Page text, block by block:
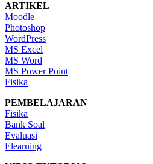
ARTIKEL
Moodle
Photoshop
WordPress
MS Excel
MS Word
MS Power Point
Fisika
PEMBELAJARAN
Fisika
Bank Soal
Evaluasi
Elearning